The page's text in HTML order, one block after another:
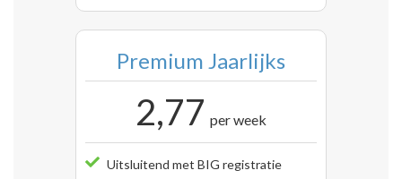
Premium Jaarlijks
2,77 per week
Uitsluitend met BIG registratie